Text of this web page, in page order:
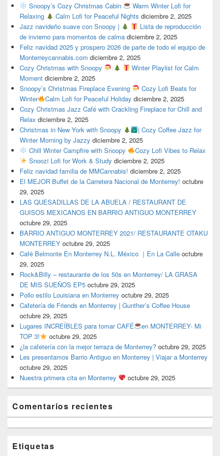
Snoopy’s Cozy Christmas Cabin
Warm Winter Lofi for
Relaxing
Calm Lofi for Peaceful Nights diciembre 2, 2025
Jazz navideño suave con Snoopy |
Lista de reproducción
de invierno para momentos de calma diciembre 2, 2025
Feliz navidad 2025 y prospero 2026 de parte de todo el equipo de
Monterreycannabis.com diciembre 2, 2025
Cozy Christmas with Snoopy
Winter Playlist for Calm
Moment diciembre 2, 2025
Snoopy’s Christmas Fireplace Evening
Cozy Lofi Beats for
Winter
Calm Lofi for Peaceful Holiday diciembre 2, 2025
Cozy Christmas Jazz Café with Crackling Fireplace for Chill and
Relax diciembre 2, 2025
Christmas in New York with Snoopy
| Cozy Coffee Jazz for
Winter Morning by Jazzy diciembre 2, 2025
Chill Winter Campfire with Snoopy
Cozy Lofi Vibes to Relax
Snoozi Lofi for Work & Study diciembre 2, 2025
Feliz navidad familia de MMCannabis! diciembre 2, 2025
El MEJOR Buffet de la Carretera Nacional de Monterrey! octubre
29, 2025
LAS QUESADILLAS DE LA ABUELA / RESTAURANT DE
GUISOS MEXICANOS EN BARRIO ANTIGUO MONTERREY
octubre 29, 2025
BARRIO ANTIGUO MONTERREY 2021/ RESTAURANTE OTAKU
MONTERREY octubre 29, 2025
Café Belmonte En Monterrey N.L. México ｜En La Calle octubre
29, 2025
Rock&Billy – restaurante de los 50s en Monterrey/ LA GRASA
DE MIS SUEÑOS EP5 octubre 29, 2025
Pollo estilo Louisiana en Monterrey octubre 29, 2025
Cafetería de Friends en Monterrey | Gunther’s Coffee House
octubre 29, 2025
Lugares INCREÍBLES para tomar CAFÉ
en MONTERREY- Mi
TOP 3!
octubre 29, 2025
¿la cafetería con la mejor terraza de Monterrey? octubre 29, 2025
Les presentamos Barrio Antiguo en Monterrey | Viajar a Monterrey
octubre 29, 2025
Nuestra primera cita en Monterrey
octubre 29, 2025
Comentarios recientes
Etiquetas